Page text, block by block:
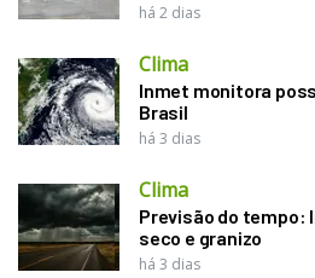
há 2 dias
Clima
Inmet monitora
Brasil
há 3 dias
Clima
Previsão do tempo:
seco e granizo
há 3 dias